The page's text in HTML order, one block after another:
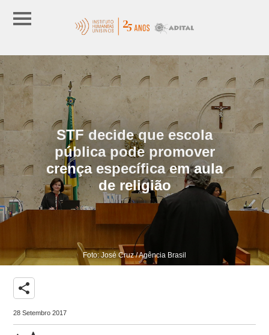
STF decide que escola
pública pode promover
crença específica em aula
de religião
Foto: José Cruz / Agência Brasil
share
28 Setembro 2017